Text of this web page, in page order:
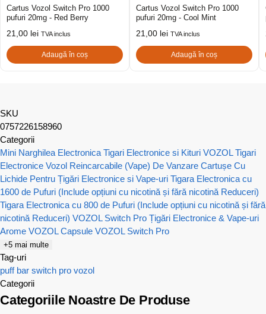
Cartus Vozol Switch Pro 1000
pufuri 20mg - Red Berry
21,00 lei TVA inclus
Adaugă în coș
Cartus Vozol Switch Pro 1000
pufuri 20mg - Cool Mint
21,00 lei TVA inclus
Adaugă în coș
SKU
0757226158960
Categorii
Mini Narghilea Electronica Tigari Electronice si Kituri VOZOL Tigari
Electronice Vozol Reincarcabile (Vape) De Vanzare Cartușe Cu
Lichide Pentru Țigări Electronice si Vape-uri Tigara Electronica cu
1600 de Pufuri (Include opțiuni cu nicotină și fără nicotină Reduceri)
Tigara Electronica cu 800 de Pufuri (Include opțiuni cu nicotină și fără
nicotină Reduceri) VOZOL Switch Pro Țigări Electronice & Vape-uri
Arome VOZOL Capsule VOZOL Switch Pro
+5 mai multe
Tag-uri
puff bar switch pro vozol
Categorii
Categoriile Noastre De Produse